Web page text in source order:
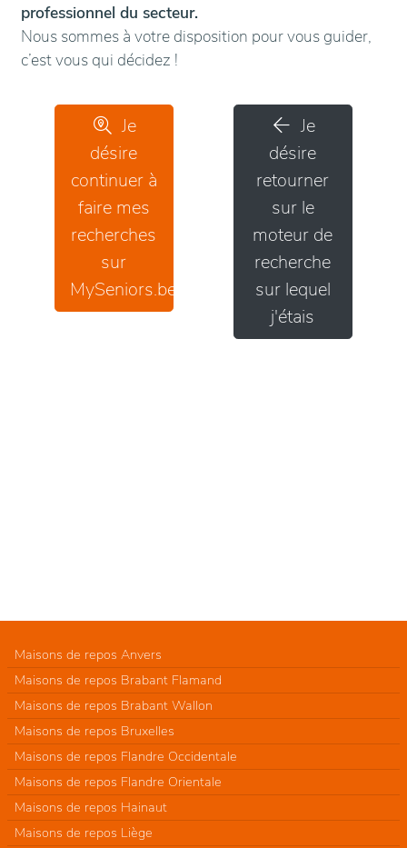
professionnel du secteur.
Nous sommes à votre disposition pour vous guider,
c’est vous qui décidez !
Je
désire
continuer à
faire mes
recherches
sur
MySeniors.be
Je
désire
retourner
sur le
moteur de
recherche
sur lequel
j'étais
Maisons de repos Anvers
Maisons de repos Brabant Flamand
Maisons de repos Brabant Wallon
Maisons de repos Bruxelles
Maisons de repos Flandre Occidentale
Maisons de repos Flandre Orientale
Maisons de repos Hainaut
Maisons de repos Liège